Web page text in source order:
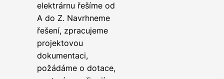
elektrárnu řešíme od
A do Z. Navrhneme
řešení, zpracujeme
projektovou
dokumentaci,
požádáme o dotace,